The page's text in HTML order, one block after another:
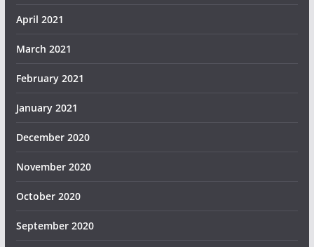
April 2021
March 2021
February 2021
January 2021
December 2020
November 2020
October 2020
September 2020